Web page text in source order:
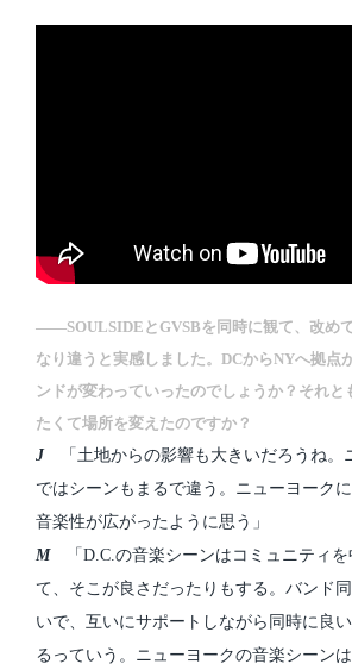
――SOULSIDEとGVSBを同時に観て、改め
なり違うと実感しました。DCからNYへ拠点
ンドが変わっていったのでしょうか？それと
たくて場所を変えたのですか？
J「土地からの影響も大きいだろうね。
ではシーンもまるで違う。ニューヨーク
音楽性が広がったように思う」
M「D.C.の音楽シーンはコミュニティを
て、そこが良さだったりもする。バンド
いで、互いにサポートしながら同時に良
るっていう。ニューヨークの音楽シーン